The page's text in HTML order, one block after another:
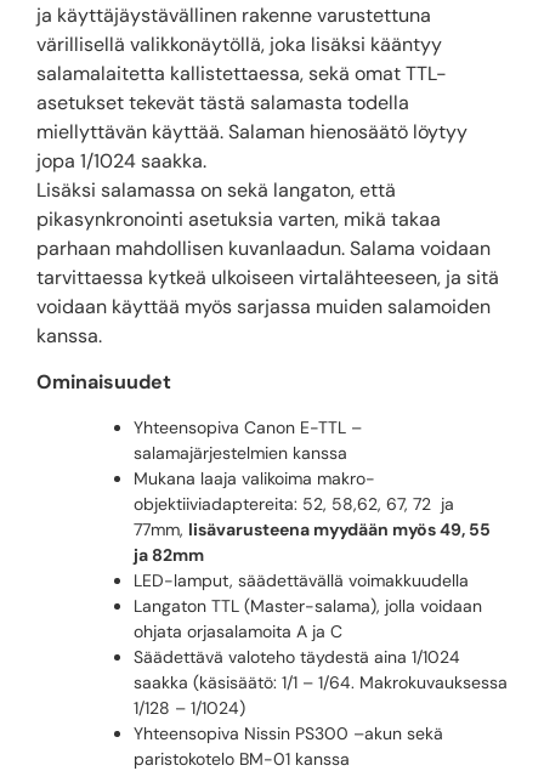
ja käyttäjäystävällinen rakenne varustettuna
värillisellä valikkonäytöllä, joka lisäksi kääntyy
salamalaitetta kallistettaessa, sekä omat TTL-
asetukset tekevät tästä salamasta todella
miellyttävän käyttää. Salaman hienosäätö löytyy
jopa 1/1024 saakka.
Lisäksi salamassa on sekä langaton, että
pikasynkronointi asetuksia varten, mikä takaa
parhaan mahdollisen kuvanlaadun. Salama voidaan
tarvittaessa kytkeä ulkoiseen virtalähteeseen, ja sitä
voidaan käyttää myös sarjassa muiden salamoiden
kanssa.
Ominaisuudet
Yhteensopiva Canon E-TTL –
salamajärjestelmien kanssa
Mukana laaja valikoima makro-
objektiiviadaptereita: 52, 58,62, 67, 72 ja
77mm, lisävarusteena myydään myös 49, 55
ja 82mm
LED-lamput, säädettävällä voimakkuudella
Langaton TTL (Master-salama), jolla voidaan
ohjata orjasalamoita A ja C
Säädettävä valoteho täydestä aina 1/1024
saakka (käsisäätö: 1/1 – 1/64. Makrokuvauksessa
1/128 – 1/1024)
Yhteensopiva Nissin PS300 –akun sekä
paristokotelo BM-01 kanssa